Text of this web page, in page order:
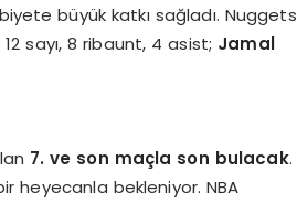
büyük katkı sağladı. Nuggets
12 sayı, 8 ribaunt, 4 asist; Jamal
7. ve son maçla son bulacak.
heyecanla bekleniyor. NBA